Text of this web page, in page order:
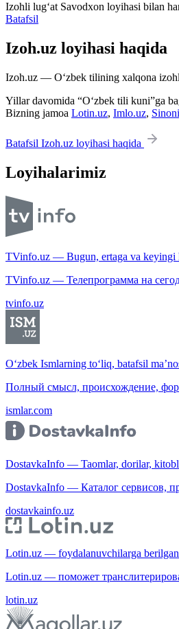
Izohli lugʻat Savodxon loyihasi bilan
Batafsil
Izoh.uz loyihasi haqida
Izoh.uz — O‘zbek tilining xalqona
Yillar davomida “O‘zbek tili kuni”ga
Bizning jamoa Lotin.uz, Imlo.uz,
Batafsil Izoh.uz loyihasi haqida
Loyihalarimiz
TVinfo.uz — Bugun, ertaga va keyingi
TVinfo.uz — Телепрограмма на
tvinfo.uz
O‘zbek Ismlarning to‘liq, batafsil
Полный смысл, происхождение,
ismlar.com
DostavkaInfo — Taomlar, dorilar,
DostavkaInfo — Каталог сервисов,
dostavkainfo.uz
Lotin.uz — foydalanuvchilarga
Lotin.uz — поможет
lotin.uz